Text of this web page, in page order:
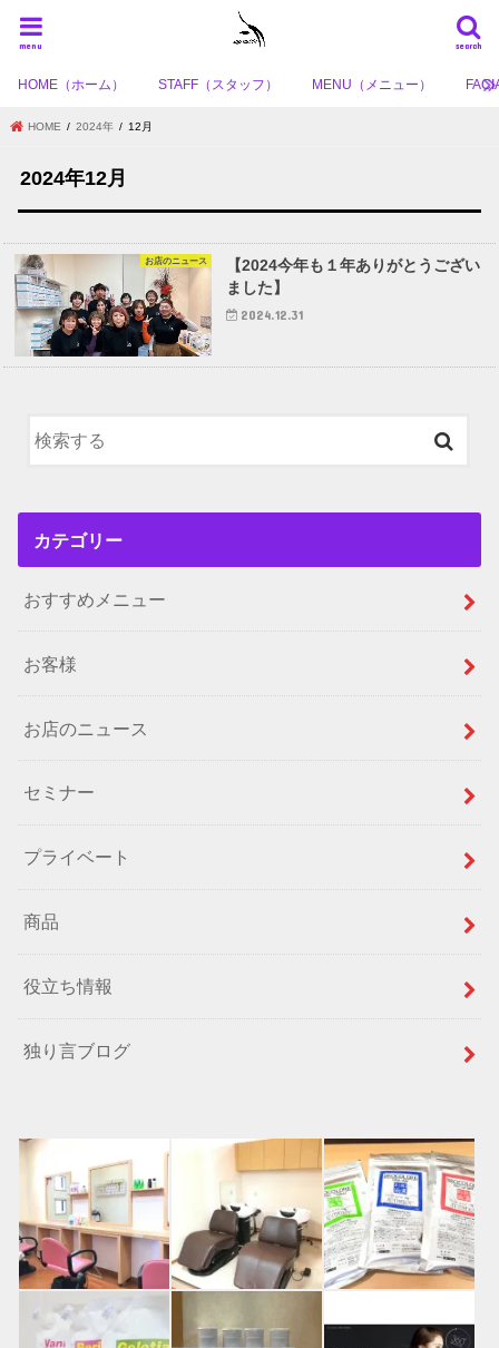
search
menu
HOME（ホーム） STAFF（スタッフ） MENU（メニュー）
HOME 2024年 12月
2024年12月
お店のニュース
【2024今年も１年ありがとうござい
ました】
2024.12.31
カテゴリー
おすすめメニュー
お客様
お店のニュース
セミナー
プライベート
商品
役立ち情報
独り言ブログ